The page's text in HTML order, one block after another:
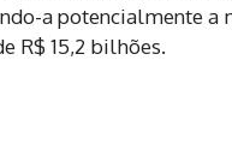
a potencialmente a
R$ 15,2 bilhões.